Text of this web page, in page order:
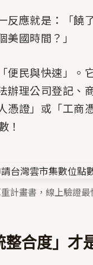
反應就是：「饒
國時間？」
便民與快速」。
辦理公司登記、
憑證」或「工商
！
計畫書，線上驗證最
合度」才